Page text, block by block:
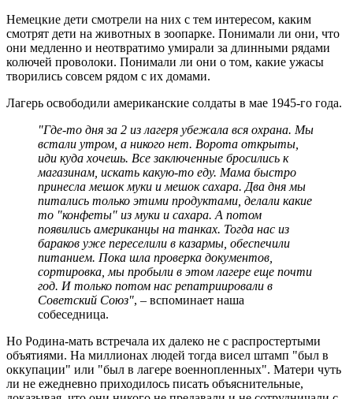
Немецкие дети смотрели на них с тем интересом, каким
смотрят дети на животных в зоопарке. Понимали ли они, что
они медленно и неотвратимо умирали за длинными рядами
колючей проволоки. Понимали ли они о том, какие ужасы
творились совсем рядом с их домами.
Лагерь освободили американские солдаты в мае 1945-го года.
"Где-то дня за 2 из лагеря убежала вся охрана. Мы
встали утром, а никого нет. Ворота открыты,
иди куда хочешь. Все заключенные бросились к
магазинам, искать какую-то еду. Мама быстро
принесла мешок муки и мешок сахара. Два дня мы
питались только этими продуктами, делали какие
то "конфеты" из муки и сахара. А потом
появились американцы на танках. Тогда нас из
бараков уже переселили в казармы, обеспечили
питанием. Пока шла проверка документов,
сортировка, мы пробыли в этом лагере еще почти
год. И только потом нас репатриировали в
Советский Союз", – вспоминает наша
собеседница.
Но Родина-мать встречала их далеко не с распростертыми
объятиями. На миллионах людей тогда висел штамп "был в
оккупации" или "был в лагере военнопленных". Матери чуть
ли не ежедневно приходилось писать объяснительные,